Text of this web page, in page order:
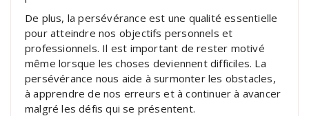
De plus, la persévérance est une qualité essentielle
pour atteindre nos objectifs personnels et
professionnels. Il est important de rester motivé
même lorsque les choses deviennent difficiles. La
persévérance nous aide à surmonter les obstacles,
à apprendre de nos erreurs et à continuer à avancer
malgré les défis qui se présentent.